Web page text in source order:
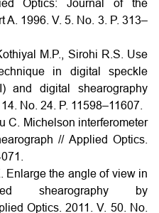
Optics: Journal of the
A. 1996. V. 5. No. 3. P. 313–
M.P., Sirohi R.S. Use
in digital speckle
and digital shearography
No. 24. P. 11598–11607.
C. Michelson interferometer
// Applied Optics.
Enlarge the angle of view in
based shearography by
Optics. 2011. V. 50. No.